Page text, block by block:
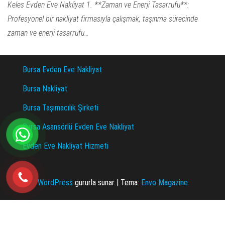
Keles Evden Eve Nakliyat 1. **Zaman ve Enerji Tasarrufu**:
Profesyonel bir nakliyat firmasıyla çalışmak, taşınma sürecinde
zaman ve enerji tasarrufu…
Bursa Evden Eve Nakliyat
Bursa Nakliyat
Bursa Taşımacılık Şirketi
Bursa Asansörlü Evden Eve Nakliyat
Evden Eve Nakliyat Hizmeti
WordPress gururla sunar | Tema: Envo Magazine